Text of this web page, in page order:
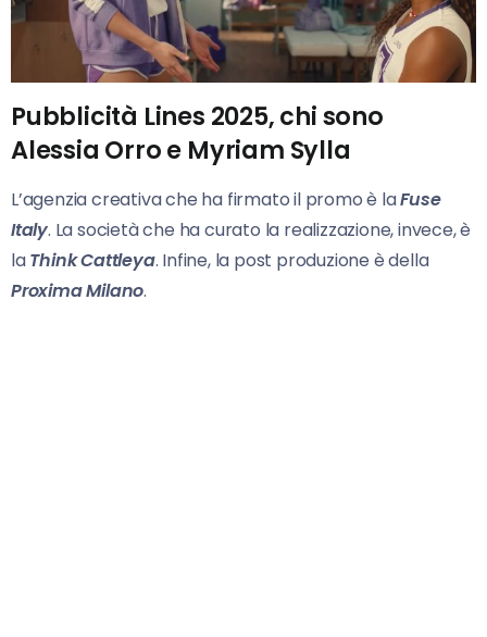
Pubblicità Lines 2025, chi sono
Alessia Orro e Myriam Sylla
L’agenzia creativa che ha firmato il promo è laFuse
Italy. La società che ha curato la realizzazione, invece, è
laThink Cattleya. Infine, la post produzione è della
Proxima Milano.